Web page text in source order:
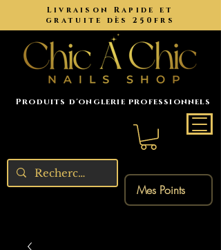
Livraison Rapide et
gratuite dès 250frs
Produits d'onglerie professionnels
Mes Points